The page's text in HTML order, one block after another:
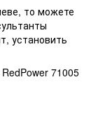
то можете
установить
71005